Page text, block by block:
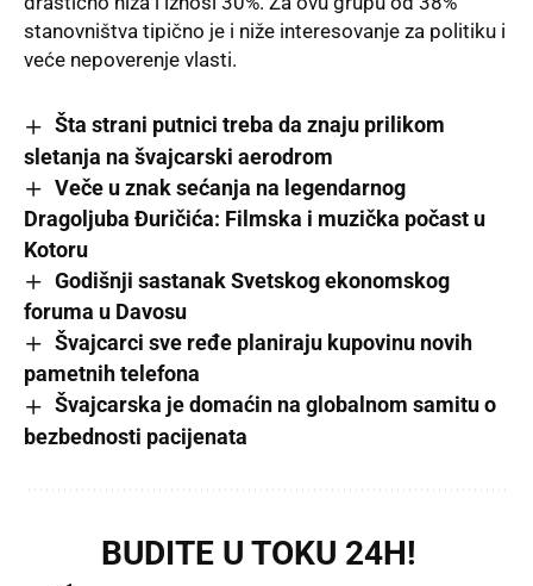
stanovništva tipično je i niže interesovanje za politiku i
veće nepoverenje vlasti.
Šta strani putnici treba da znaju prilikom
sletanja na švajcarski aerodrom
Veče u znak sećanja na legendarnog
Dragoljuba Đuričića: Filmska i muzička počast u
Kotoru
Godišnji sastanak Svetskog ekonomskog
foruma u Davosu
Švajcarci sve ređe planiraju kupovinu novih
pametnih telefona
Švajcarska je domaćin na globalnom samitu o
bezbednosti pacijenata
BUDITE U TOKU 24H!